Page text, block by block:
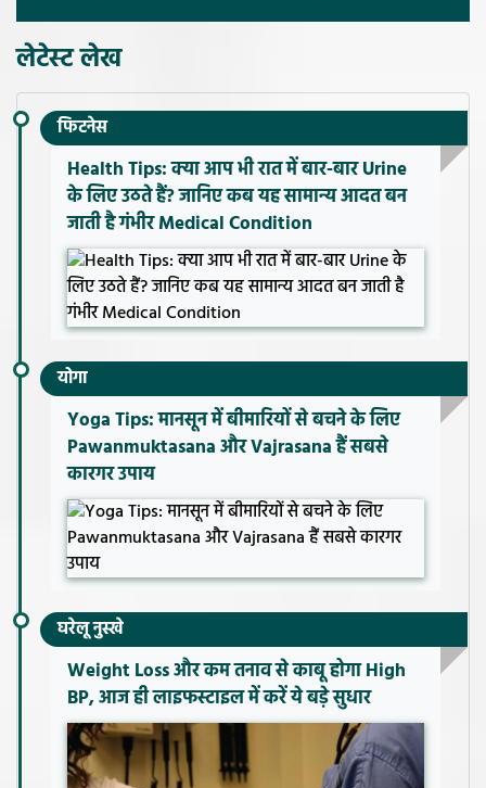
लेटेस्ट लेख
फिटनेस
Health Tips: क्या आप भी रात में बार-बार Urine
के लिए उठते हैं? जानिए कब यह सामान्य आदत बन
जाती है गंभीर Medical Condition
योगा
Yoga Tips: मानसून में बीमारियों से बचने के लिए
Pawanmuktasana और Vajrasana हैं सबसे
कारगर उपाय
घरेलू नुस्खे
Weight Loss और कम तनाव से काबू होगा High
BP, आज ही लाइफस्टाइल में करें ये बड़े सुधार